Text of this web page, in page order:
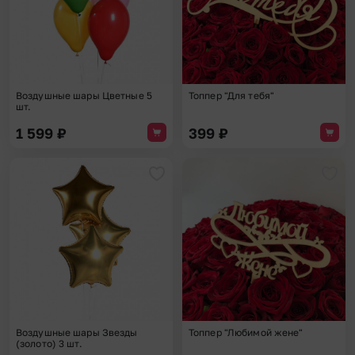
Воздушные шары Цветные 5
шт.
1 599 ₽
Топпер "Для тебя"
399 ₽
Воздушные шары Звезды
(золото) 3 шт.
Топпер "Любимой жене"